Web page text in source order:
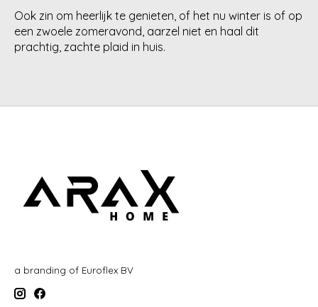
Ook zin om heerlijk te genieten, of het nu winter is of op
een zwoele zomeravond, aarzel niet en haal dit
prachtig, zachte plaid in huis.
a branding of Euroflex BV